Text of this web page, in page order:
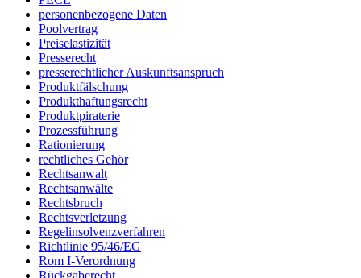
personenbezogene Daten
Poolvertrag
Preiselastizität
Presserecht
presserechtlicher Auskunftsanspruch
Produktfälschung
Produkthaftungsrecht
Produktpiraterie
Prozessführung
Rationierung
rechtliches Gehör
Rechtsanwalt
Rechtsanwälte
Rechtsbruch
Rechtsverletzung
Regelinsolvenzverfahren
Richtlinie 95/46/EG
Rom I-Verordnung
Rückgaberecht